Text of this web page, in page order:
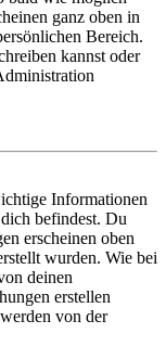
ganz oben in
Bereich.
kannst oder
Informationen
befindest. Du
erscheinen oben
wurden. Wie bei
deinen
erstellen
von der